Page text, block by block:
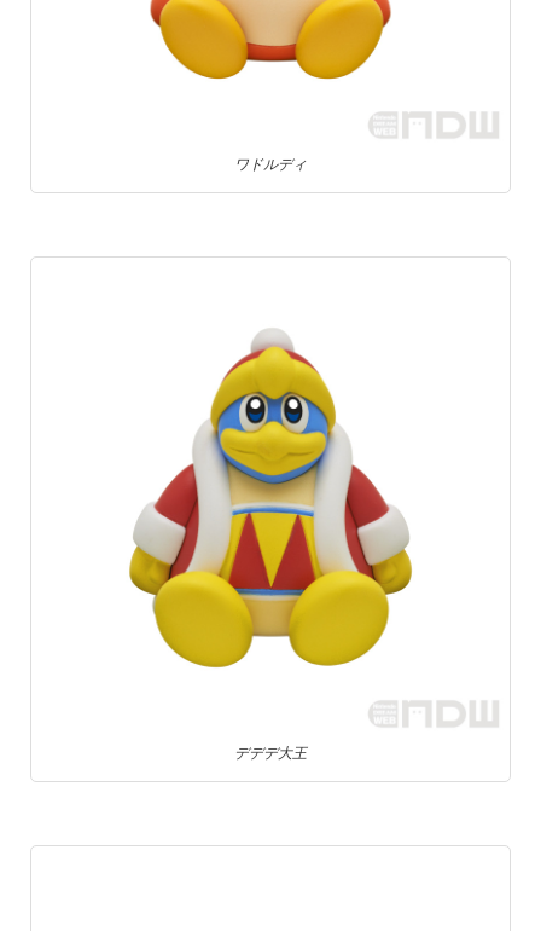
ワドルディ
デデデ大王